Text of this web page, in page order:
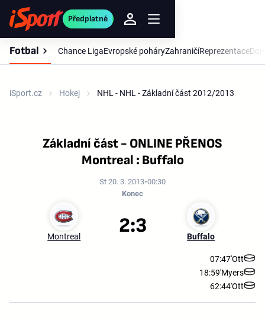
Předplatné
Fotbal Chance LigaEvropské poháryZahraničíReprezentace
iSport.cz Hokej NHL - NHL - Základní část 2012/2013
Základní část - ONLINE PŘENOS
Montreal : Buffalo
St 20. 3. 2013 00:30
Konec
Montreal Buffalo
2:3
07:47'Ott
18:59'Myers
62:44'Ott